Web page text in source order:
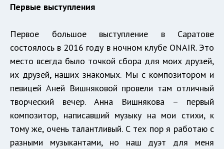
Первые выступления
Первое большое выступление в Саратове
состоялось в 2016 году в ночном клубе ONAIR. Это
место всегда было точкой сбора для моих друзей,
их друзей, наших знакомых. Мы с композитором и
певицей Аней Вишняковой провели там отличный
творческий вечер. Анна Вишнякова – первый
композитор, написавший музыку на мои стихи, к
тому же, очень талантливый. С тех пор я работаю с
разными музыкантами, но наш дуэт для меня